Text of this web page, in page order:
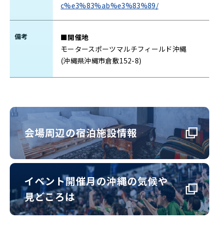
c%e3%83%ab%e3%83%89/
備考
■開催地
モータースポーツマルチフィールド沖縄
(沖縄県沖縄市倉敷152-8)
会場周辺の宿泊施設情報
イベント開催月の沖縄の気候や
見どころは